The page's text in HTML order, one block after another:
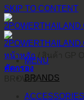
SKIP TO CONTENT
MENU
BRANDS
หน้าหลัก / สินค้า GP
คัดกรอง
BROWSE
ACCESSORIES